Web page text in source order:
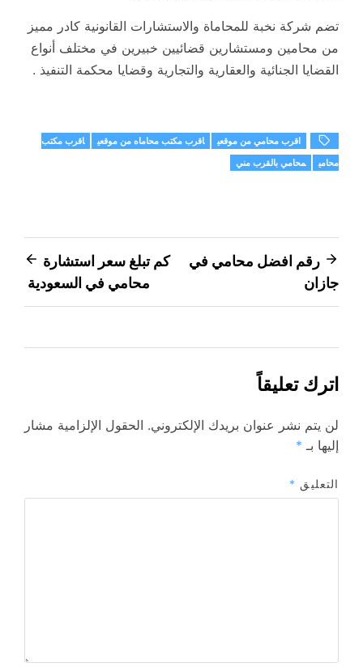
تضم شركة نخبة للمحاماة والاستشارات القانونية كادر مميز
من محامين ومستشارين قضائيين خبيرين في مختلف أنواع
القضايا الجنائية والعقارية والتجارية وقضايا محكمة التنفيذ .
اقرب محامي من موقعي اقرب مكتب محاماه من موقعي
اقرب مكتب
محامي
محامي بالقرب مني
تصفّح
المقالات
رقم افضل محامي في
جازان
كم تبلغ سعر استشارة
محامي في السعودية
اترك تعليقاً
لن يتم نشر عنوان بريدك الإلكتروني. الحقول الإلزامية مشار
إليها بـ *
التعليق *